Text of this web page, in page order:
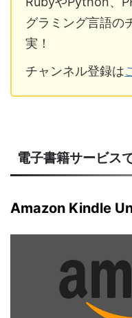
グラミング言語の
実！
チャンネル登録は
電子書籍サービス
Amazon Kindle